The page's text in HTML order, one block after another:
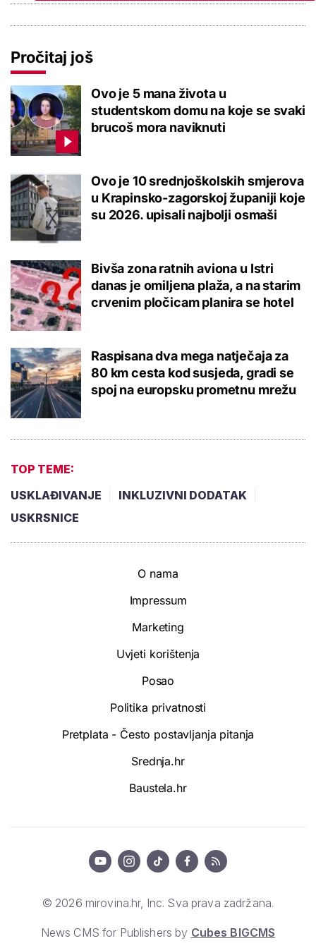
Pročitaj još
Ovo je 5 mana života u
studentskom domu na koje se svaki
brucoš mora naviknuti
Ovo je 10 srednjoškolskih smjerova
u Krapinsko-zagorskoj županiji koje
su 2026. upisali najbolji osmaši
Bivša zona ratnih aviona u Istri
danas je omiljena plaža, a na starim
crvenim pločicam planira se hotel
Raspisana dva mega natječaja za
80 km cesta kod susjeda, gradi se
spoj na europsku prometnu mrežu
TOP TEME:
USKLAĐIVANJE
INKLUZIVNI DODATAK
USKRSNICE
O nama
Impressum
Marketing
Uvjeti korištenja
Posao
Politika privatnosti
Pretplata - Često postavljanja pitanja
Srednja.hr
Baustela.hr
© 2026 mirovina.hr, Inc. Sva prava zadržana.
News CMS for Publishers by Cubes BIGCMS